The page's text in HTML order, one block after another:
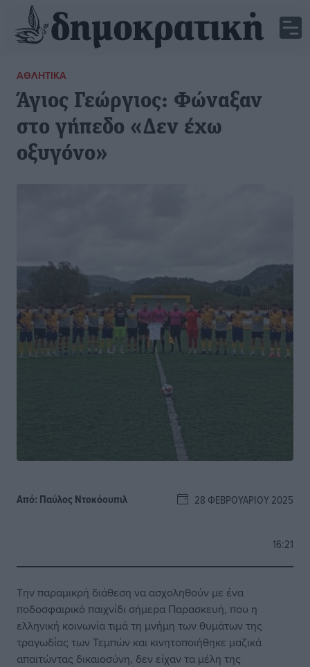
ΑΘΛΗΤΙΚΆ
Άγιος Γεώργιος: Φώναξαν
στο γήπεδο «Δεν έχω
οξυγόνο»
Από: Παύλος Nτοκόουπιλ 28 ΦΕΒΡΟΥΑΡΊΟΥ 2025
16:21
Την παραμικρή διάθεση να ασχοληθούν με ένα
ποδοσφαιρικό παιχνίδι σήμερα Παρασκευή, που η
ελληνική κοινωνία τιμά τη μνήμη των θυμάτων της
τραγωδίας των Τεμπών και κινητοποιήθηκε μαζικά
απαιτώντας δικαιοσύνη, δεν είχαν τα μέλη της